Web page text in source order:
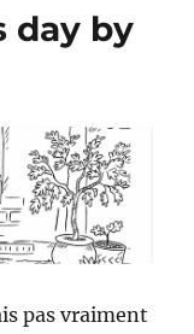
day by
pas vraiment